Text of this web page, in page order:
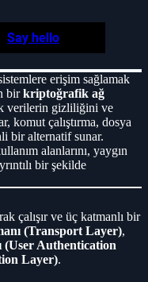
Say hello
erişim sağlamak
birkriptoğrafik ağ
verilerin gizliliğini ve
komut çalıştırma, dosya
bir alternatif sunar.
alanlarını, yaygın
bir şekilde
çalışır ve üç katmanlı bir
(Transport Layer),
(User Authentication
Layer).